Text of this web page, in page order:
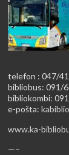
telefon : 047/
bibliobus: 091/
bibliokombi:
e-pošta:
www.ka-
—–